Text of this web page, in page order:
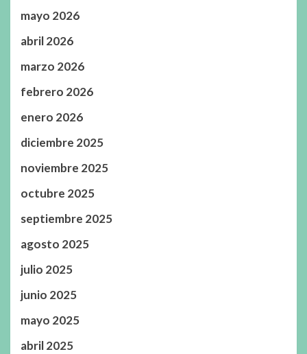
mayo 2026
abril 2026
marzo 2026
febrero 2026
enero 2026
diciembre 2025
noviembre 2025
octubre 2025
septiembre 2025
agosto 2025
julio 2025
junio 2025
mayo 2025
abril 2025